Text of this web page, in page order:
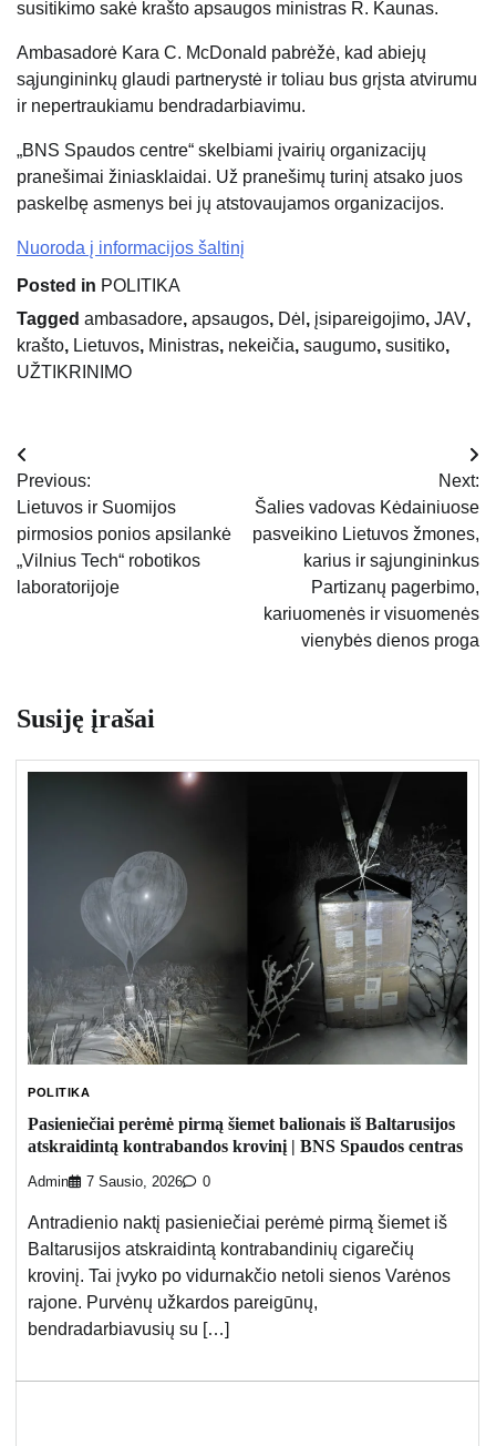
susitikimo sakė krašto apsaugos ministras R. Kaunas.
Ambasadorė Kara C. McDonald pabrėžė, kad abiejų
sąjungininkų glaudi partnerystė ir toliau bus grįsta atvirumu
ir nepertraukiamu bendradarbiavimu.
„BNS Spaudos centre“ skelbiami įvairių organizacijų
pranešimai žiniasklaidai. Už pranešimų turinį atsako juos
paskelbę asmenys bei jų atstovaujamos organizacijos.
Nuoroda į informacijos šaltinį
Posted in POLITIKA
Tagged ambasadore, apsaugos, Dėl , įsipareigojimo, JAV,
krašto, Lietuvos, Ministras, nekeičia, saugumo, susitiko,
UŽTIKRINIMO
Navigacija
tarp
įrašų
Previous:
Lietuvos ir Suomijos
pirmosios ponios apsilankė
„Vilnius Tech“ robotikos
laboratorijoje
Next:
Šalies vadovas Kėdainiuose
pasveikino Lietuvos žmones,
karius ir sąjungininkus
Partizanų pagerbimo,
kariuomenės ir visuomenės
vienybės dienos proga
Susiję įrašai
POLITIKA
Pasieniečiai perėmė pirmą šiemet balionais iš Baltarusijos
atskraidintą kontrabandos krovinį | BNS Spaudos centras
Admin 7 Sausio, 2026 0
Antradienio naktį pasieniečiai perėmė pirmą šiemet iš
Baltarusijos atskraidintą kontrabandinių cigarečių
krovinį. Tai įvyko po vidurnakčio netoli sienos Varėnos
rajone. Purvėnų užkardos pareigūnų,
bendradarbiavusių su […]